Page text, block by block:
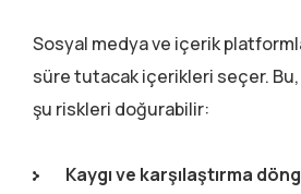
Sosyal medya ve içerik
süre tutacak içerikleri seçer. Bu,
şu riskleri doğurabilir:
Kaygı ve karşılaştırma